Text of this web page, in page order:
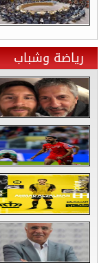
رياضة وشباب